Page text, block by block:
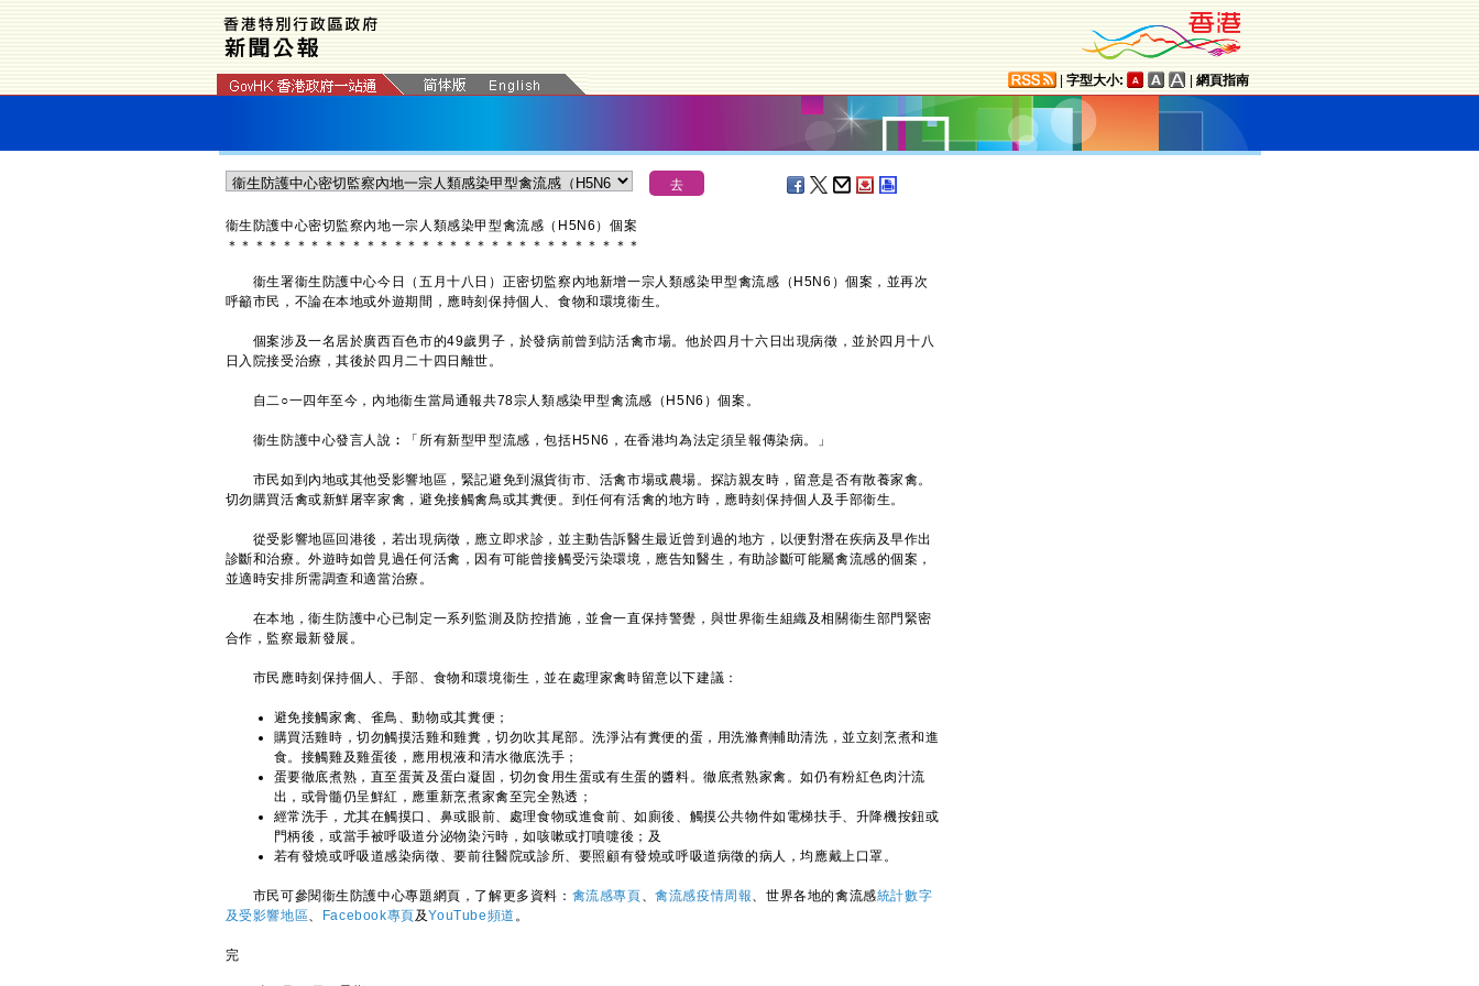
字型大小: 網頁指南
衞生防護中心密切監察內地一宗人類感染甲型禽流感（H5N6）個案
＊ ＊ ＊ ＊ ＊ ＊ ＊ ＊ ＊ ＊ ＊ ＊ ＊ ＊ ＊ ＊ ＊ ＊ ＊ ＊ ＊ ＊ ＊ ＊ ＊ ＊ ＊ ＊ ＊ ＊
衞生署衞生防護中心今日（五月十八日）正密切監察內地新增一宗人類感染甲型禽流感（H5N6）個案，並再次
呼籲市民，不論在本地或外遊期間，應時刻保持個人、食物和環境衞生。
個案涉及一名居於廣西百色市的49歲男子，於發病前曾到訪活禽市場。他於四月十六日出現病徵，並於四月十八
日入院接受治療，其後於四月二十四日離世。
自二○一四年至今，內地衞生當局通報共78宗人類感染甲型禽流感（H5N6）個案。
衞生防護中心發言人說︰「所有新型甲型流感，包括H5N6，在香港均為法定須呈報傳染病。」
市民如到內地或其他受影響地區，緊記避免到濕貨街市、活禽市場或農場。探訪親友時，留意是否有散養家禽。
切勿購買活禽或新鮮屠宰家禽，避免接觸禽鳥或其糞便。到任何有活禽的地方時，應時刻保持個人及手部衞生。
從受影響地區回港後，若出現病徵，應立即求診，並主動告訴醫生最近曾到過的地方，以便對潛在疾病及早作出
診斷和治療。外遊時如曾見過任何活禽，因有可能曾接觸受污染環境，應告知醫生，有助診斷可能屬禽流感的個案，
並適時安排所需調查和適當治療。
在本地，衞生防護中心已制定一系列監測及防控措施，並會一直保持警覺，與世界衞生組織及相關衞生部門緊密
合作，監察最新發展。
市民應時刻保持個人、手部、食物和環境衞生，並在處理家禽時留意以下建議：
避免接觸家禽、雀鳥、動物或其糞便；
購買活雞時，切勿觸摸活雞和雞糞，切勿吹其尾部。洗淨沾有糞便的蛋，用洗滌劑輔助清洗，並立刻烹煮和進
食。接觸雞及雞蛋後，應用梘液和清水徹底洗手；
蛋要徹底煮熟，直至蛋黃及蛋白凝固，切勿食用生蛋或有生蛋的醬料。徹底煮熟家禽。如仍有粉紅色肉汁流
出，或骨髓仍呈鮮紅，應重新烹煮家禽至完全熟透；
經常洗手，尤其在觸摸口、鼻或眼前、處理食物或進食前、如廁後、觸摸公共物件如電梯扶手、升降機按鈕或
門柄後，或當手被呼吸道分泌物染污時，如咳嗽或打噴嚏後；及
若有發燒或呼吸道感染病徵、要前往醫院或診所、要照顧有發燒或呼吸道病徵的病人，均應戴上口罩。
市民可參閱衞生防護中心專題網頁，了解更多資料： 禽流感專頁、禽流感疫情周報、世界各地的禽流感統計數字
及受影響地區、 Facebook專頁及YouTube頻道 。
完